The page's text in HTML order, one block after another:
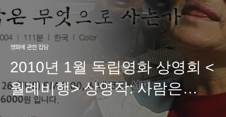
영화에 관한 잡담
2010년 1월 독립영화 상영회 <
월례비행> 상영작: 사람은
무엇으로 사는가